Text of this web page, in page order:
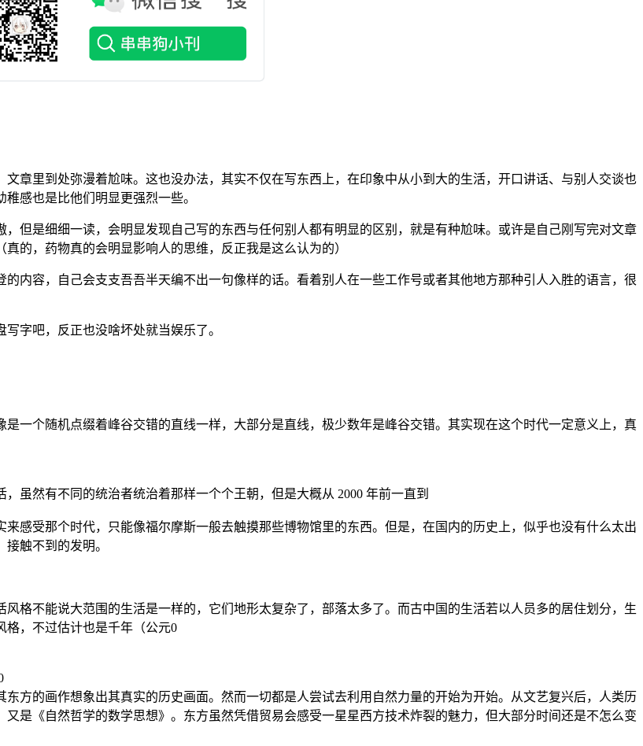
章里到处弥漫着尬味。这也没办法，其实不仅在写东西上，在印象中从小到大的生活，开口讲话、与别人交谈也
感也是比他们明显更强烈一些。
但是细细一读，会明显发现自己写的东西与任何别人都有明显的区别，就是有种尬味。或许是自己刚写完对文章
的，药物真的会明显影响人的思维，反正我是这么认为的）
内容，自己会支支吾吾半天编不出一句像样的话。看着别人在一些工作号或者其他地方那种引人入胜的语言，很
字吧，反正也没啥坏处就当娱乐了。
一个随机点缀着峰谷交错的直线一样，大部分是直线，极少数年是峰谷交错。其实现在这个时代一定意义上，真
虽然有不同的统治者统治着那样一个个王朝，但是大概从 2000 年前一直到
感受那个时代，只能像福尔摩斯一般去触摸那些博物馆里的东西。但是，在国内的历史上，似乎也没有什么太出
触不到的发明。
格不能说大范围的生活是一样的，它们地形太复杂了，部落太多了。而古中国的生活若以人员多的居住划分，生
格，不过估计也是千年（公元0
方的画作想象出其真实的历史画面。然而一切都是人尝试去利用自然力量的开始为开始。从文艺复兴后，人类历
是《自然哲学的数学思想》。东方虽然凭借贸易会感受一星星西方技术炸裂的魅力，但大部分时间还是不怎么变